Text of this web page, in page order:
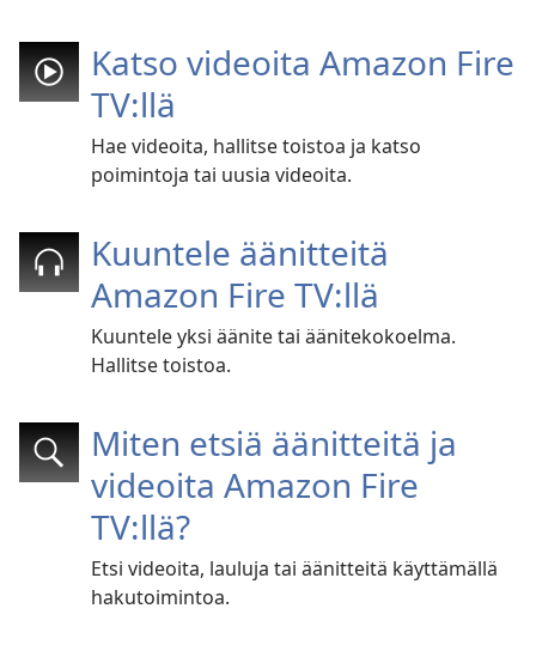
Katso videoita Amazon Fire
TV:llä
Hae videoita, hallitse toistoa ja katso
poimintoja tai uusia videoita.
Kuuntele äänitteitä
Amazon Fire TV:llä
Kuuntele yksi äänite tai äänitekokoelma.
Hallitse toistoa.
Miten etsiä äänitteitä ja
videoita Amazon Fire
TV:llä?
Etsi videoita, lauluja tai äänitteitä käyttämällä
hakutoimintoa.